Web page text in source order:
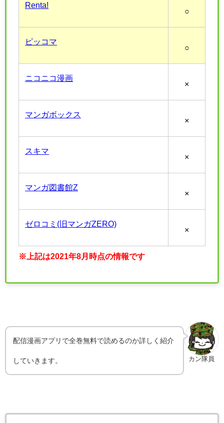
Renta!
○
ピッコマ
○
ニコニコ漫画
×
マンガボックス
×
スキマ
×
マンガ図書館Z
×
ゼロコミ(旧マンガZERO)
×
※上記は2021年8月時点の情報です
カン隊員
配信漫画アプリで全巻無料で読めるのか詳しく紹介
していきます。